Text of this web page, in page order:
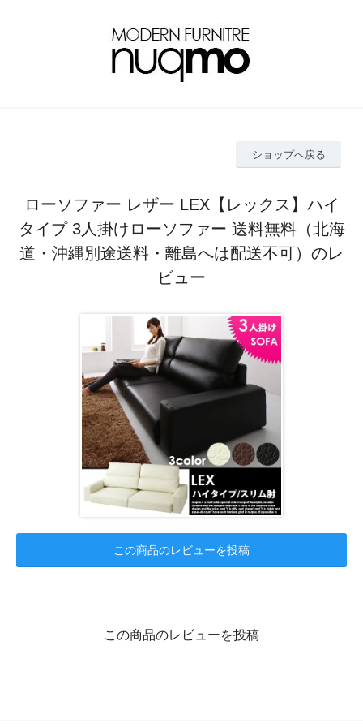
ショップへ戻る
ローソファー レザー LEX【レックス】ハイ
タイプ 3人掛けローソファー 送料無料（北海
道・沖縄別途送料・離島へは配送不可）のレ
ビュー
この商品のレビューを投稿
この商品のレビューを投稿